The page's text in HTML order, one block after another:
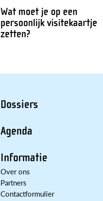
Wat moet je op een
persoonlijk visitekaartje
zetten?
Dossiers
Agenda
Informatie
Over ons
Partners
Contactformulier